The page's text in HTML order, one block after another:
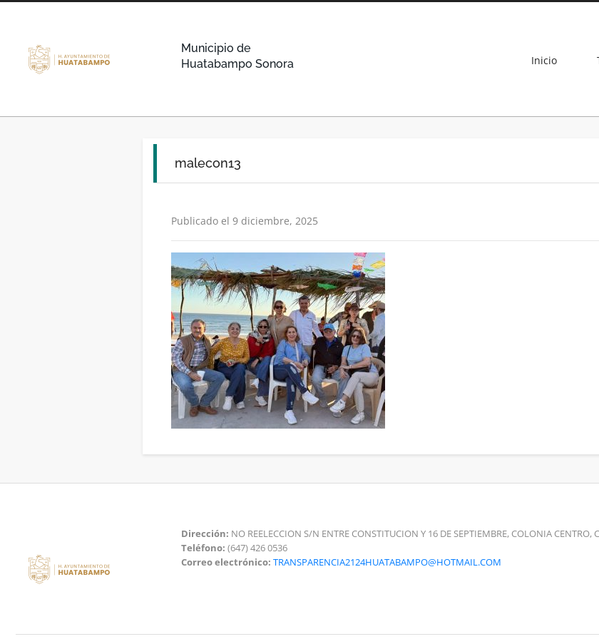
Municipio de
Huatabampo Sonora
Inicio
malecon13
Publicado el 9 diciembre, 2025
Dirección: NO REELECCION S/N ENTRE CONSTITUCION Y 16 DE SEPTIEMBRE, COLONIA
Teléfono: (647) 426 0536
Correo electrónico: TRANSPARENCIA2124HUATABAMPO@HOTMAIL.COM